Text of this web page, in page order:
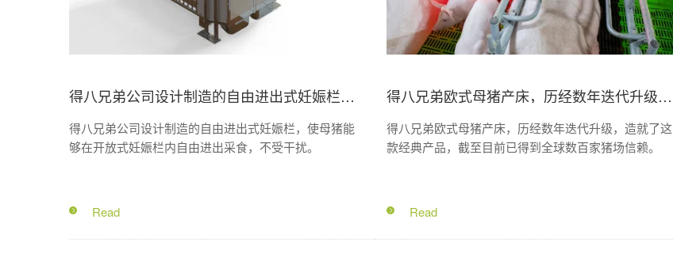
得八兄弟公司设计制造的自由进出式妊娠栏，使母猪能够在开放式妊娠栏内自由进出采食，不受干扰。
得八兄弟公司设计制造的自由进出式妊娠栏，使母猪能
够在开放式妊娠栏内自由进出采食，不受干扰。
得八兄弟欧式母猪产床，历经数年迭代升级，造就了这款经典产品，截至目前已得到全球数百家猪场信赖。
得八兄弟欧式母猪产床，历经数年迭代升级，造就了这
款经典产品，截至目前已得到全球数百家猪场信赖。